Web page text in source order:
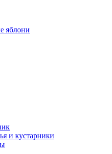
яблони
и кустарники